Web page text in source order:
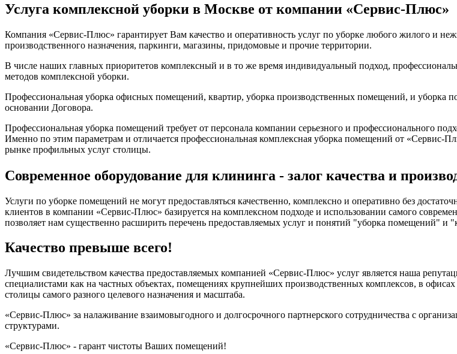
Услуга комплексной уборки в Москве от компании «Сервис-Плюс»
Компания «Сервис-Плюс» гарантирует Вам качество и оперативность услуг по уборке любого жилого и
производственного назначения, паркинги, магазины, придомовые и прочие территории.
В числе наших главных приоритетов комплексный и в то же время индивидуальный подход,
методов комплексной уборки.
Профессиональная уборка офисных помещений, квартир, уборка производственных помещений, и уборка
основании Договора.
Профессиональная уборка помещений требует от персонала компании серьезного и профессионального
Именно по этим параметрам и отличается профессиональная комплексная уборка помещений от «Сервис-
рынке профильных услуг столицы.
Современное оборудование для клининга - залог качества и
Услуги по уборке помещений не могут предоставляться качественно, комплексно и оперативно без
клиентов в компании «Сервис-Плюс» базируется на комплексном подходе и использовании самого
позволяет нам существенно расширить перечень предоставляемых услуг и понятий "уборка помещений" и
Качество превыше всего!
Лучшим свидетельством качества предоставляемых компанией «Сервис-Плюс» услуг является наша
специалистами как на частных объектах, помещениях крупнейших производственных комплексов, в
столицы самого разного целевого назначения и масштаба.
«Сервис-Плюс» за налаживание взаимовыгодного и долгосрочного партнерского сотрудничества с
структурами.
«Сервис-Плюс» - гарант чистоты Ваших помещений!